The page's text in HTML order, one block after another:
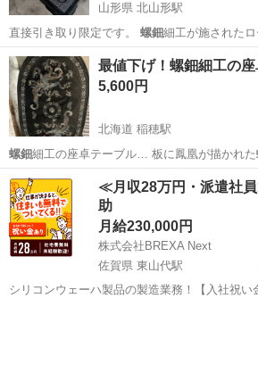
山形県 北山形駅
直接引き取り限定です。 螺鈿細工が施された
こ…
山形 山形市 北山形駅 テーブル
最値下げ！螺鈿細工の
5,600円
北海道 稲穂駅
螺鈿細工の座卓テーブル… 板に鳳凰が描かれた
ま… 家具です。 脚にも螺鈿細工の装飾が見ら
北海道 札幌市 稲穂駅 テーブル 螺
≪月収28万円・派遣社
助
月給230,000円
株式会社BREXA Next
佐賀県 東山代駅
シリコンウェーハ製品の製造業務！【入社祝い